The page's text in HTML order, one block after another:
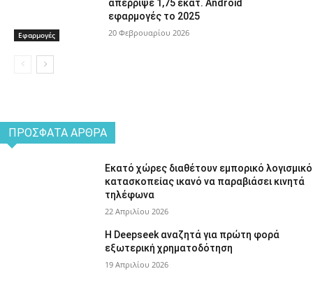
Εφαρμογές
απέρριψε 1,75 εκατ. Android
εφαρμογές το 2025
20 Φεβρουαρίου 2026
ΠΡΌΣΦΑΤΑ ΆΡΘΡΑ
Εκατό χώρες διαθέτουν εμπορικό λογισμικό
κατασκοπείας ικανό να παραβιάσει κινητά
τηλέφωνα
22 Απριλίου 2026
Η Deepseek αναζητά για πρώτη φορά
εξωτερική χρηματοδότηση
19 Απριλίου 2026